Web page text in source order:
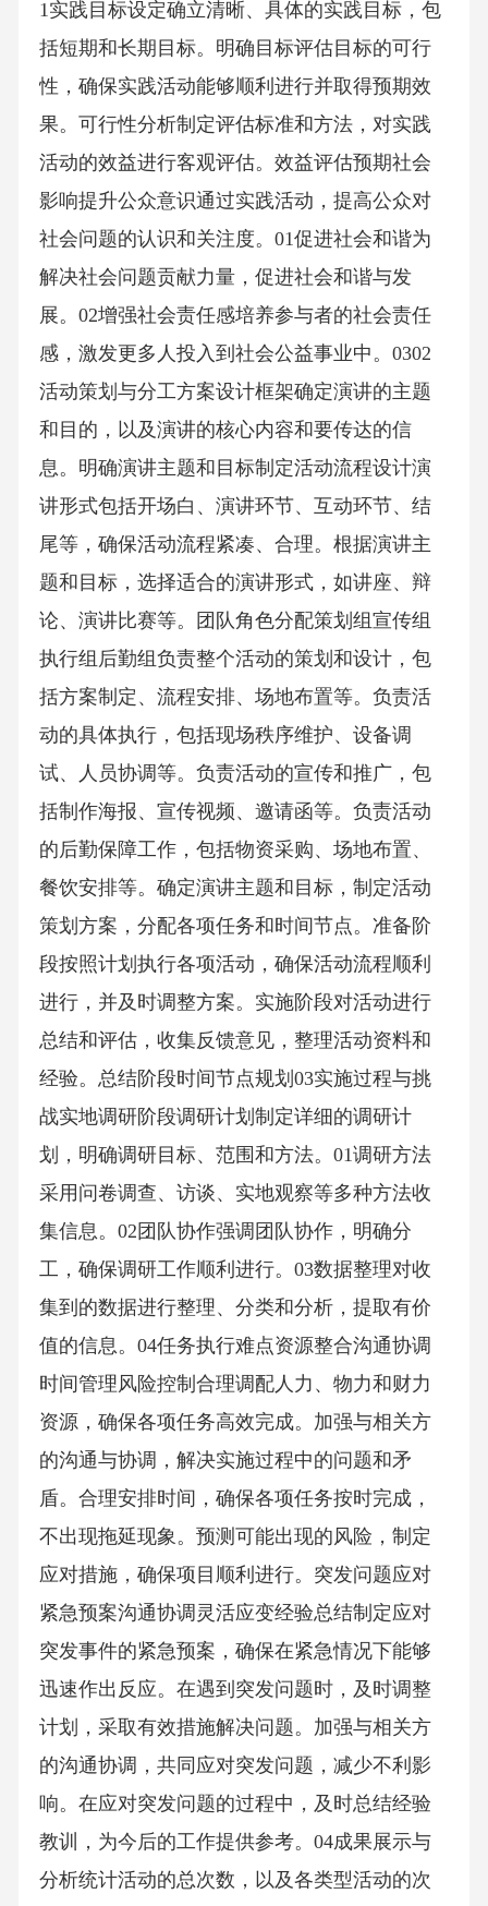
1实践目标设定确立清晰、具体的实践目标，包
括短期和长期目标。明确目标评估目标的可行
性，确保实践活动能够顺利进行并取得预期效
果。可行性分析制定评估标准和方法，对实践
活动的效益进行客观评估。效益评估预期社会
影响提升公众意识通过实践活动，提高公众对
社会问题的认识和关注度。01促进社会和谐为
解决社会问题贡献力量，促进社会和谐与发
展。02增强社会责任感培养参与者的社会责任
感，激发更多人投入到社会公益事业中。0302
活动策划与分工方案设计框架确定演讲的主题
和目的，以及演讲的核心内容和要传达的信
息。明确演讲主题和目标制定活动流程设计演
讲形式包括开场白、演讲环节、互动环节、结
尾等，确保活动流程紧凑、合理。根据演讲主
题和目标，选择适合的演讲形式，如讲座、辩
论、演讲比赛等。团队角色分配策划组宣传组
执行组后勤组负责整个活动的策划和设计，包
括方案制定、流程安排、场地布置等。负责活
动的具体执行，包括现场秩序维护、设备调
试、人员协调等。负责活动的宣传和推广，包
括制作海报、宣传视频、邀请函等。负责活动
的后勤保障工作，包括物资采购、场地布置、
餐饮安排等。确定演讲主题和目标，制定活动
策划方案，分配各项任务和时间节点。准备阶
段按照计划执行各项活动，确保活动流程顺利
进行，并及时调整方案。实施阶段对活动进行
总结和评估，收集反馈意见，整理活动资料和
经验。总结阶段时间节点规划03实施过程与挑
战实地调研阶段调研计划制定详细的调研计
划，明确调研目标、范围和方法。01调研方法
采用问卷调查、访谈、实地观察等多种方法收
集信息。02团队协作强调团队协作，明确分
工，确保调研工作顺利进行。03数据整理对收
集到的数据进行整理、分类和分析，提取有价
值的信息。04任务执行难点资源整合沟通协调
时间管理风险控制合理调配人力、物力和财力
资源，确保各项任务高效完成。加强与相关方
的沟通与协调，解决实施过程中的问题和矛
盾。合理安排时间，确保各项任务按时完成，
不出现拖延现象。预测可能出现的风险，制定
应对措施，确保项目顺利进行。突发问题应对
紧急预案沟通协调灵活应变经验总结制定应对
突发事件的紧急预案，确保在紧急情况下能够
迅速作出反应。在遇到突发问题时，及时调整
计划，采取有效措施解决问题。加强与相关方
的沟通协调，共同应对突发问题，减少不利影
响。在应对突发问题的过程中，及时总结经验
教训，为今后的工作提供参考。04成果展示与
分析统计活动的总次数，以及各类型活动的次